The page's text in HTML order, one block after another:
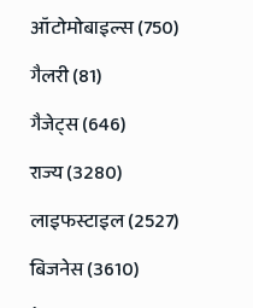
ऑटोमोबाइल्स (750)
गैलरी (81)
गैजेट्स (646)
राज्य (3280)
लाइफस्टाइल (2527)
बिजनेस (3610)